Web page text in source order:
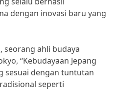
dengan inovasi baru yang
seorang ahli budaya
“Kebudayaan Jepang
sesuai dengan tuntutan
seperti